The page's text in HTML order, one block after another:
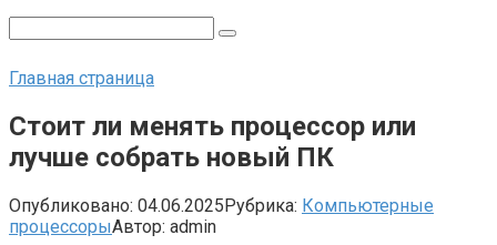
Главная страница
Стоит ли менять процессор или
лучше собрать новый ПК
Опубликовано: 04.06.2025Рубрика: Компьютерные
процессорыАвтор: admin